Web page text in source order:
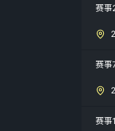
赛事
赛事
赛事